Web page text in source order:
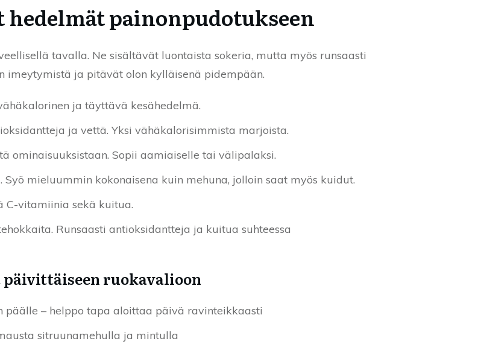
painonpudotukseen
tavalla. Ne sisältävät luontaista sokeria, mutta myös runsaasti
imeytymistä ja pitävät olon kylläisenä pidempään.
ja täyttävä kesähedelmä.
ja vettä. Yksi vähäkalorisimmista marjoista.
ominaisuuksistaan. Sopii aamiaiselle tai välipalaksi.
mieluummin kokonaisena kuin mehuna, jolloin saat myös kuidut.
C-vitamiinia sekä kuitua.
Runsaasti antioksidantteja ja kuitua suhteessa
ruokavalioon
– helppo tapa aloittaa päivä ravinteikkaasti
sitruunamehulla ja mintulla